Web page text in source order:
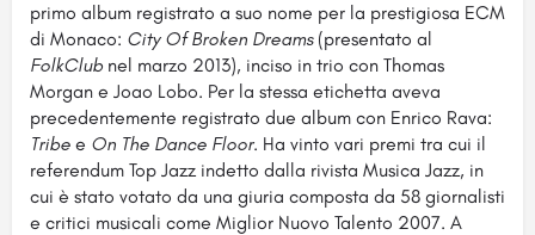
primo album registrato a suo nome per la prestigiosa ECM
di Monaco: City Of Broken Dreams(presentato al
FolkClub nel marzo 2013), inciso in trio con Thomas
Morgan e Joao Lobo. Per la stessa etichetta aveva
precedentemente registrato due album con Enrico Rava:
Tribe e On The Dance Floor. Ha vinto vari premi tra cui il
referendum Top Jazz indetto dalla rivista Musica Jazz, in
cui è stato votato da una giuria composta da 58 giornalisti
e critici musicali come Miglior Nuovo Talento 2007. A